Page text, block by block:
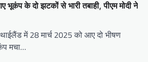
भूकंप के दो झटकों से भारी तबाही, पीएम मोदी ने
में 28 मार्च 2025 को आए दो भीषण
मचा…